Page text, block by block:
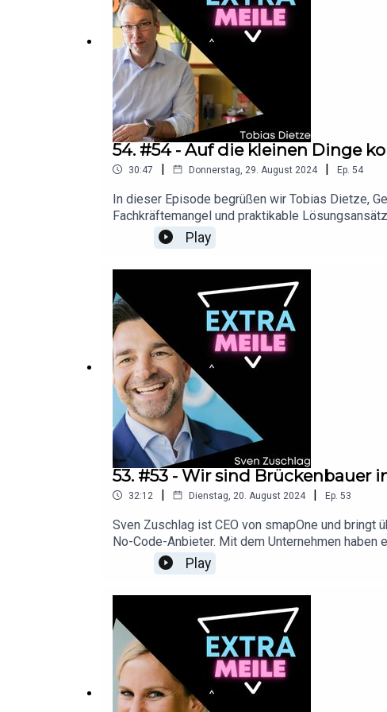
LinkedIn: https://www.linkedin.com/in/allangrap/
54. #54 - Auf die kleinen Dinge
30:47 | Donnerstag, 29. August 2024 | Ep. 54
In dieser Episode begrüßen wir Tobias Dietze,
Fachkräftemangel und praktikable
16-jährigen Erfahrung, als Geschäftsführer
Mitarbeitern angehen und gibt wertvolle Tipps,
LinkedIn: https://www.linkedin.com/in/allangrap/
Play
53. #53 - Wir sind Brückenbauer
32:12 | Dienstag, 20. August 2024 | Ep. 53
Sven Zuschlag ist CEO von smapOne und bringt
No-Code-Anbieter. Mit dem Unternehmen
Anwendungen per intuitiven Oberflächen zu
den Erfolg von smapOne. Er erörtert, wie die
Einstiegshürde in die IT senken und die
vorbei:Sven Zuschlag LinkedIn: https://
LinkedIn: https://www.linkedin.com/in/allangrap/
Play